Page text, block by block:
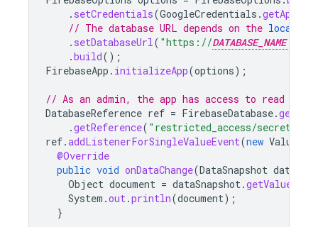
. setCredentials(GoogleCredentials .
// The database URL depends on the location
. setDatabaseUrl( "https://DATABASE_NAME
.build();
FirebaseApp . initializeApp(options);
// As an admin, the app has access to read
DatabaseReference ref = FirebaseDatabase.
.getReference( "restricted_access/
ref.addListenerForSingleValueEvent(new
@Override
public void onDataChange(DataSnapshot
Object document = dataSnapshot.getValue
System .out.println(document);
}